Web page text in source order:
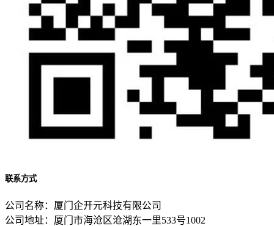
联系方式
公司名称：厦门企开元科技有限公司
公司地址：厦门市海沧区沧湖东一里533号1002